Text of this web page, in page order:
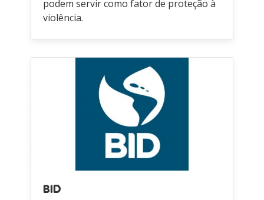
podem servir como fator de proteção à
violência.
BID